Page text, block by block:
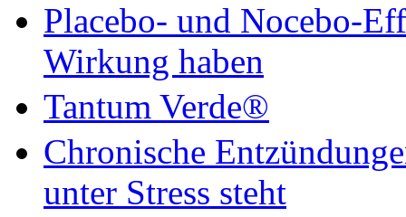
Placebo- und Nocebo-
Wirkung haben
Tantum Verde®
Chronische
unter Stress steht